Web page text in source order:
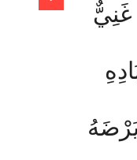
غَنِيٌّ